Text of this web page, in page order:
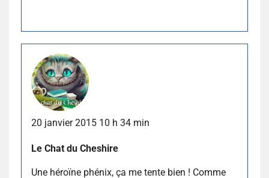
20 janvier 2015 10 h 34 min
Le Chat du Cheshire
Une héroïne phénix, ça me tente bien ! Comme